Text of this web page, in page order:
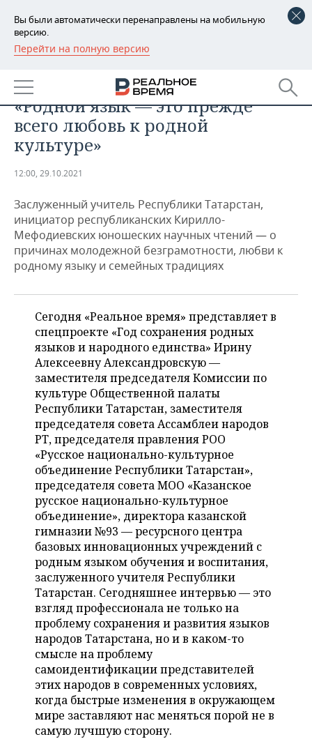
Вы были автоматически перенаправлены на мобильную
версию.
Перейти на полную версию
РЕГИОНЫ
БАШКОРТОСТАН
ТАТАРСТАН
УДМУРТИЯ
НОВОСТИ
АНАЛИТИКА
НОВОСТИ АНАЛИТИКИ
ДЕКЛАРАЦИИ О ДОХОДАХ
КОРОЛИ ГОСЗАКАЗА ПФО
ВУЗЫ ТАТАРСТАНА
КОМУ ПРИНАДЛЕЖАТ
ТАТАРСТАНА
ЭКОНОМИКА
НОВОСТИ ЭКОНОМИКИ
ФИНАНСЫ
БАНКИ
БЮДЖЕТ
ПРОМЫШЛЕННОСТЬ
НОВОСТИ
ПРОМЫШЛЕННОСТИ
АГРОПРОМ
НЕФТЕХИМИЯ
НЕФТЬ
ОПК
ЭНЕРГЕТИКА
НЕДВИЖИМОСТЬ
НОВОСТИ НЕДВИЖИМОСТИ
АВТО
НОВОСТИ АВТО
БИЗНЕС
РОЗНИЧНАЯ ТОРГОВЛЯ
ТРАНСПОРТ
УСЛУГИ
НОВОСТИ ТЕХНОЛОГИЙ
МЕДИА
ТЕЛЕКОММУНИКАЦИИ
МЕРОПРИЯТИЯ
НОВОСТИ МЕРОПРИЯТИЙ
ВЫЕЗДНАЯ РЕДАКЦИЯ
БИЗНЕС-БРАНЧИ
ONLINE-КОНФЕРЕНЦИИ
ОТКРЫТАЯ ЛЕКЦИЯ
СПОРТ
НОВОСТИ СПОРТА
ФУТБОЛ
ХОККЕЙ
БАСКЕТБОЛ
ВОЛЕЙБОЛ
КИБЕРСПОРТ
ФИГУРНОЕ КАТАНИЕ
ВОДНЫЕ ВИДЫ СПОРТА
ХОККЕЙ С МЯЧОМ
ОБЩЕСТВО
НОВОСТИ ОБЩЕСТВА
ВЛАСТЬ
ИНФРАСТРУКТУРА
ИСТОРИЯ
КУЛЬТУРА
МЕДИЦИНА
ОБРАЗОВАНИЕ
ПРОИСШЕСТВИЯ
ФОТОГАЛЕРЕЯ
СЮЖЕТЫ
СПРАВОЧНИК
СПИСОК ПЕРСОН
СПИСОК КОМПАНИЙ
ПОЛНАЯ ВЕРСИЯ
Ирина Александровская:
«Родной язык — это прежде
всего любовь к родной
культуре»
12:00, 29.10.2021
Заслуженный учитель Республики Татарстан,
инициатор республиканских Кирилло-
Мефодиевских юношеских научных чтений — о
причинах молодежной безграмотности, любви к
родному языку и семейных традициях
Сегодня «Реальное время» представляет в
спецпроекте «Год сохранения родных
языков и народного единства» Ирину
Алексеевну Александровскую —
заместителя председателя Комиссии по
культуре Общественной палаты
Республики Татарстан, заместителя
председателя совета Ассамблеи народов
РТ, председателя правления РОО
«Русское национально-культурное
объединение Республики Татарстан»,
председателя совета МОО «Казанское
русское национально-культурное
объединение», директора казанской
гимназии №93 — ресурсного центра
базовых инновационных учреждений с
родным языком обучения и воспитания,
заслуженного учителя Республики
Татарстан. Сегодняшнее интервью — это
взгляд профессионала не только на
проблему сохранения и развития языков
народов Татарстана, но и в каком-то
смысле на проблему
самоидентификации представителей
этих народов в современных условиях,
когда быстрые изменения в окружающем
мире заставляют нас меняться порой не в
самую лучшую сторону.